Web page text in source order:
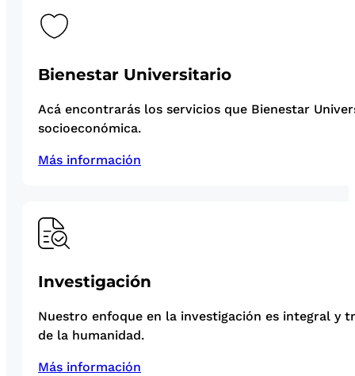
Bienestar Universitario
Acá encontrarás los servicios que Bienestar
socioeconómica.
Más información
Investigación
Nuestro enfoque en la investigación es integral y
de la humanidad.
Más información